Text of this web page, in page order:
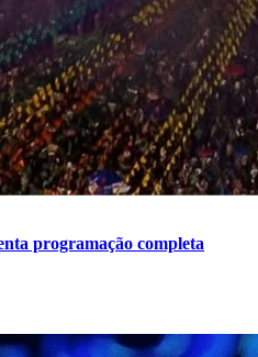
programação completa